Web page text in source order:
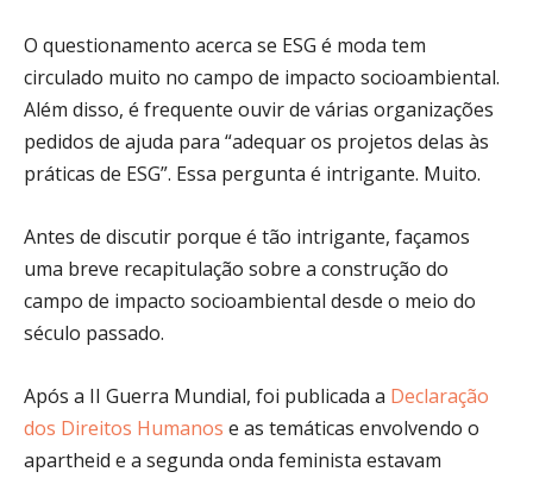
O questionamento acerca se ESG é moda tem
circulado muito no campo de impacto socioambiental.
Além disso, é frequente ouvir de várias organizações
pedidos de ajuda para “adequar os projetos delas às
práticas de ESG”. Essa pergunta é intrigante. Muito.
Antes de discutir porque é tão intrigante, façamos
uma breve recapitulação sobre a construção do
campo de impacto socioambiental desde o meio do
século passado.
Após a II Guerra Mundial, foi publicada a Declaração
dos Direitos Humanos e as temáticas envolvendo o
apartheid e a segunda onda feminista estavam